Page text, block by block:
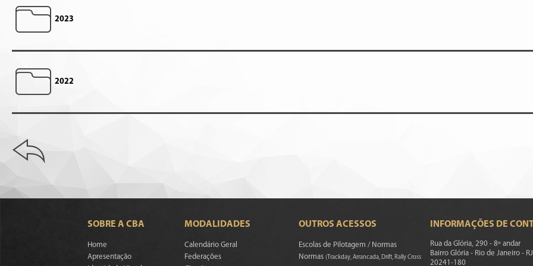
2023
2022
SOBRE A CBA
Home
Apresentação
MODALIDADES
Calendário Geral
Federações
OUTROS ACESSOS
Escolas de Pilotagem / Normas
Normas(Trackday, Arrancada, Drift, Rally Cross
INFORMAÇÕES DE
Rua da Glória, 290 - 8º andar
Bairro Glória - Rio de Janeiro - RJ
20241-180